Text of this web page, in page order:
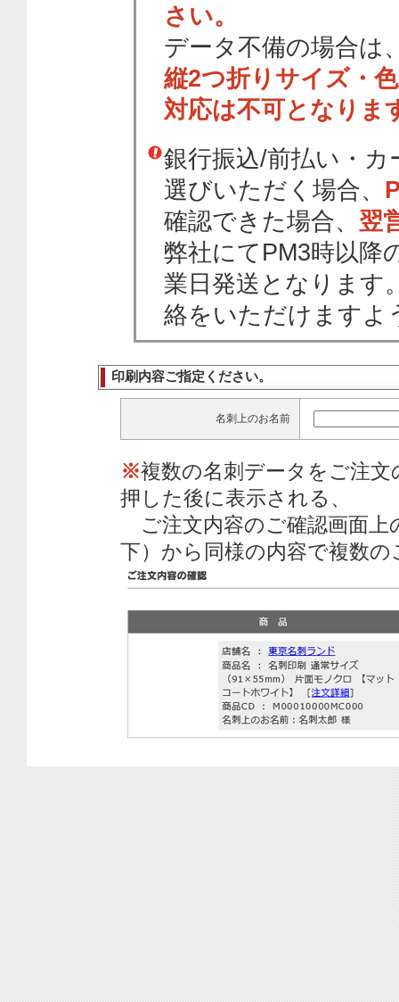
さい。
データ不備の場合は
縦2つ折りサイズ・
対応は不可となりま
銀行振込/前払い・
選びいただく場合、
確認できた場合、 翌
弊社にてPM3時以降
業日発送となります
絡をいただけますよ
印刷内容ご指定ください。
名刺上のお名前
※複数の名刺データをご注
押した後に表示される、
ご注文内容のご確認画面上
下）から同様の内容で複数